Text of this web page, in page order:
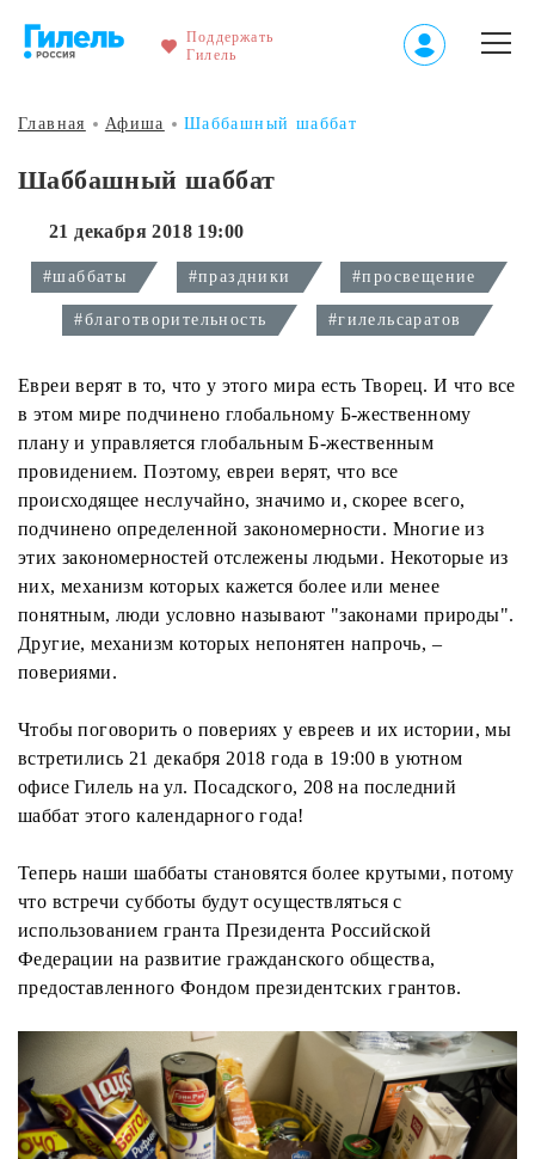
Поддержать
Гилель
Главная Афиша Шаббашный шаббат
Шаббашный шаббат
21 декабря 2018 19:00
#шаббаты #праздники #просвещение
#благотворительность #гилельсаратов
Евреи верят в то, что у этого мира есть Творец. И что все
в этом мире подчинено глобальному Б-жественному
плану и управляется глобальным Б-жественным
провидением. Поэтому, евреи верят, что все
происходящее неслучайно, значимо и, скорее всего,
подчинено определенной закономерности. Многие из
этих закономерностей отслежены людьми. Некоторые из
них, механизм которых кажется более или менее
понятным, люди условно называют "законами природы".
Другие, механизм которых непонятен напрочь, –
повериями.
Чтобы поговорить о повериях у евреев и их истории, мы
встретились 21 декабря 2018 года в 19:00 в уютном
офисе Гилель на ул. Посадского, 208 на последний
шаббат этого календарного года!
Теперь наши шаббаты становятся более крутыми, потому
что встречи субботы будут осуществляться с
использованием гранта Президента Российской
Федерации на развитие гражданского общества,
предоставленного Фондом президентских грантов.